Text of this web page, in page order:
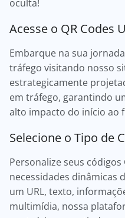
oculta!
Acesse o QR Codes
Embarque na sua
tráfego visitando nosso
estrategicamente
em tráfego, garantindo
alto impacto do início ao
Selecione o Tipo de
Personalize seus
necessidades dinâmicas
um URL, texto,
multimídia, nossa